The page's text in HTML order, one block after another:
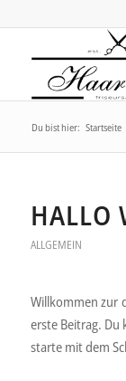
Du bist hier: Startseite
HALLO
ALLGEMEIN
Willkommen zur
erste Beitrag.
starte mit dem